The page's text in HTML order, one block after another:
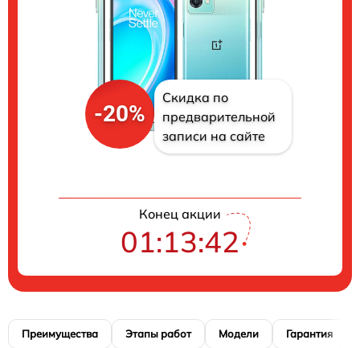
-20%
Скидка по
предварительной
записи на сайте
Конец акции
01:13:41
Преимущества Этапы работ Модели Гарантия